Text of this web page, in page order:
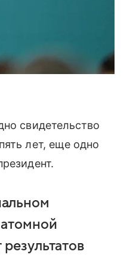
свидетельство
лет, еще одно